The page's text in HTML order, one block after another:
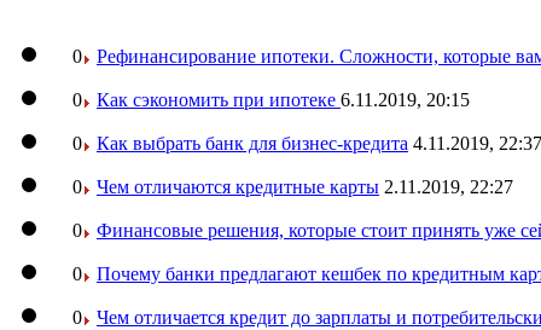
0 Рефинансирование ипотеки. Сложности, которые
0 Как сэкономить при ипотеке 6.11.2019, 20:15
0 Как выбрать банк для бизнес-кредита 4.11.2019, 22:37
0 Чем отличаются кредитные карты 2.11.2019, 22:27
0 Финансовые решения, которые стоит принять уже
0 Почему банки предлагают кешбек по кредитным
0 Чем отличается кредит до зарплаты и